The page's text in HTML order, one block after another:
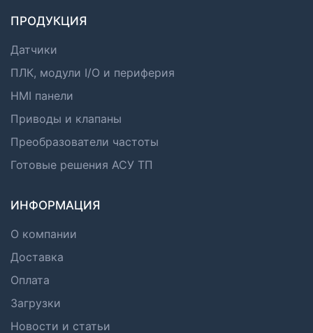
ПРОДУКЦИЯ
Датчики
ПЛК, модули I/O и периферия
HMI панели
Приводы и клапаны
Преобразователи частоты
Готовые решения АСУ ТП
ИНФОРМАЦИЯ
О компании
Доставка
Оплата
Загрузки
Новости и статьи